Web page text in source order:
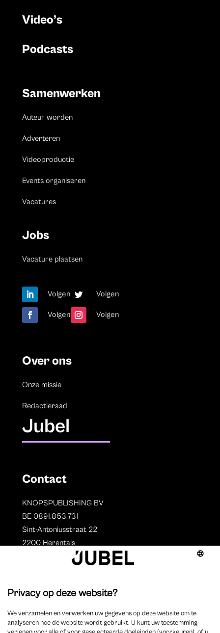
Video’s
Podcasts
Samenwerken
Auteur worden
Adverteren
Videoproductie
Events organiseren
Vacatures
Jobs
Vacature plaatsen
Volgen Volgen
Volgen Volgen
Over ons
Onze missie
Redactieraad
Jubel
Contact
KNOPSPUBLISHING BV
BE 0891.853.731
Sint-Antoniusstraat 22
2200 Herentals
Auteurs
Overzicht auteurs